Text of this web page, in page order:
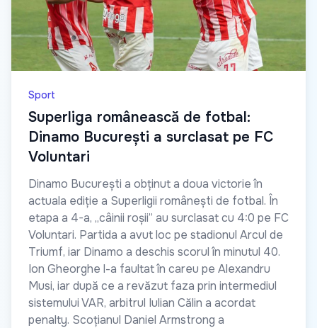
Sport
Superliga românească de fotbal:
Dinamo București a surclasat pe FC
Voluntari
Dinamo București a obținut a doua victorie în
actuala ediție a Superligii românești de fotbal. În
etapa a 4-a, „câinii roșii” au surclasat cu 4:0 pe FC
Voluntari. Partida a avut loc pe stadionul Arcul de
Triumf, iar Dinamo a deschis scorul în minutul 40.
Ion Gheorghe l-a faultat în careu pe Alexandru
Musi, iar după ce a revăzut faza prin intermediul
sistemului VAR, arbitrul Iulian Călin a acordat
penalty. Scoțianul Daniel Armstrong a